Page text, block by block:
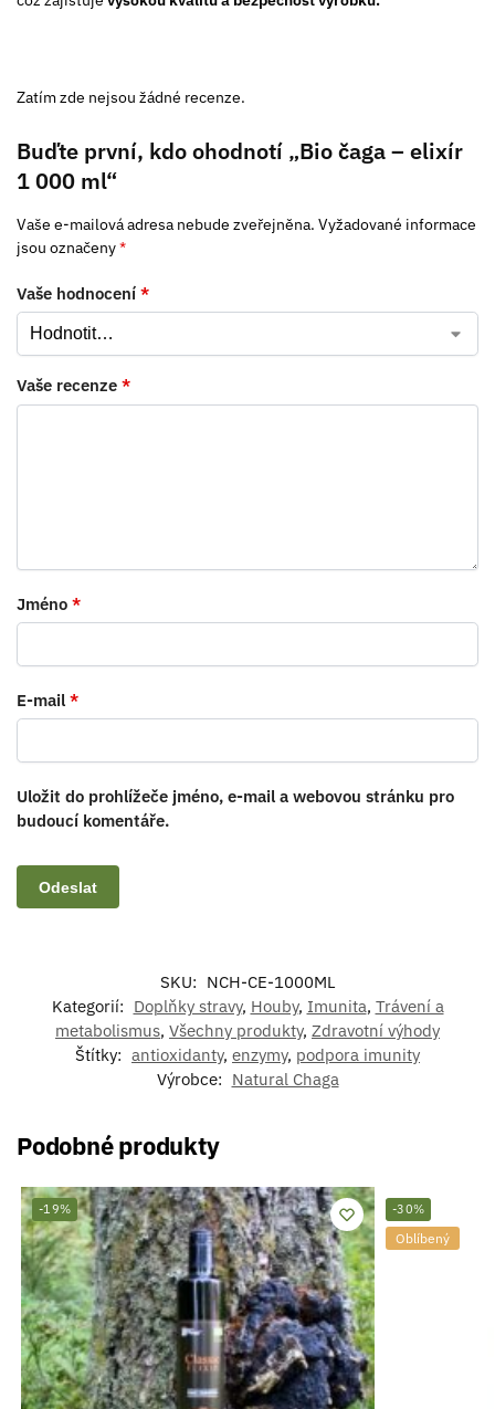
Zatím zde nejsou žádné recenze.
Buďte první, kdo ohodnotí „Bio čaga – elixír
1 000 ml“
Vaše e-mailová adresa nebude zveřejněna. Vyžadované informace
jsou označeny*
Vaše hodnocení *
Vaše recenze *
Jméno *
E-mail *
Uložit do prohlížeče jméno, e-mail a webovou stránku pro
budoucí komentáře.
SKU: NCH-CE-1000ML
Kategorií: Doplňky stravy, Houby, Imunita, Trávení a
metabolismus, Všechny produkty, Zdravotní výhody
Štítky: antioxidanty, enzymy, podpora imunity
Výrobce: Natural Chaga
Podobné produkty
-19% -30%
Oblíbený